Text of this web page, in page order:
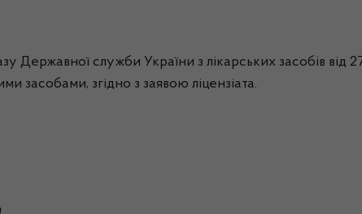
Державної служби України з лікарських засобів від
засобами, згідно з заявою ліцензіата.